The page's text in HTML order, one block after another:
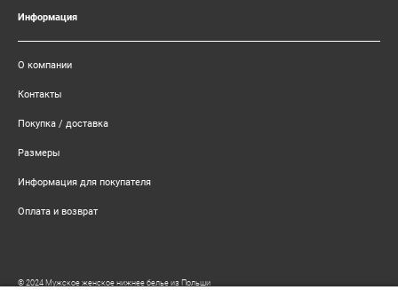
Информация
О компании
Контакты
Покупка / доставка
Размеры
Информация для покупателя
Оплата и возврат
© 2024 Мужское женское нижнее белье из Польши